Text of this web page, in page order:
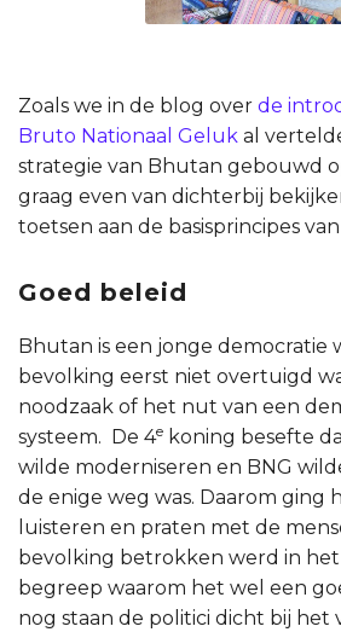
Zoals we in de blog over de
Bruto Nationaal Geluk al
strategie van Bhutan gebouwd
graag even van dichterbij
toetsen aan de basisprincipes
Goed beleid
Bhutan is een jonge democratie
bevolking eerst niet overtuigd
noodzaak of het nut van een
systeem. De 4e koning besefte
wilde moderniseren en BNG
de enige weg was. Daarom ging
luisteren en praten met de
bevolking betrokken werd in het
begreep waarom het wel een
nog staan de politici dicht bij het